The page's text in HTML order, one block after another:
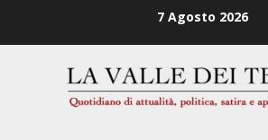
7 Agosto 2026